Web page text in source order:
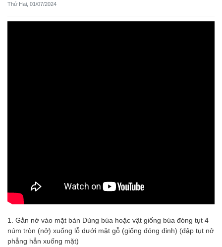
Thứ Hai, 01/07/2024
1. Gắn nở vào mặt bàn Dùng búa hoặc vật giống búa đóng tụt 4
núm tròn (nở) xuống lỗ dưới mặt gỗ (giống đóng đinh) (đập tụt nở
phẳng hẳn xuống mặt)